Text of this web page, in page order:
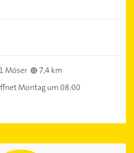
Möser
7,4 km
Montag um 08:00